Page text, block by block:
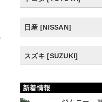
日産 [NISSAN]
スズキ [SUZUKI]
新着情報